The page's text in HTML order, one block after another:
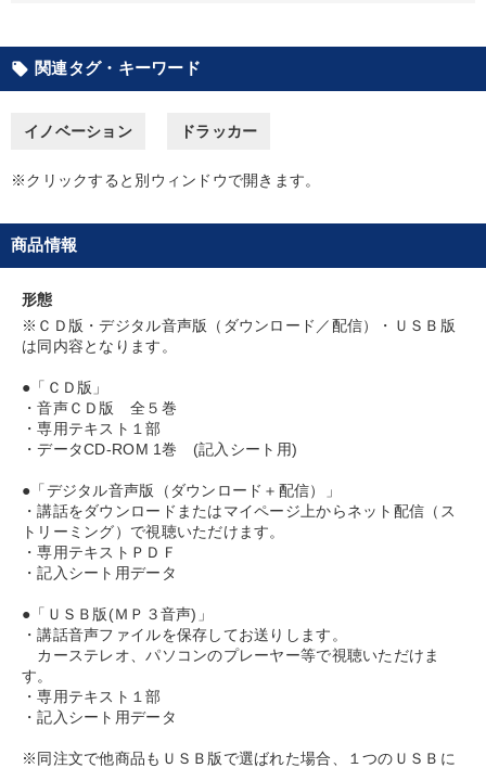
目的別
金融 中村天風 お金の授業 推薦
老舗企業
※「更新」を押すと「カテゴリー」「目的別」「キーワード」を更新いただけます。
local_offer タグから探す refresh 更新する
すべての音声・動画（全2077タイトル）からお探しいただけます
通販 理念・パーパス 松下幸之助 創業者
コミュニケーション
多様性・ダイバーシティ 会社数字を学ぶ 入門篇
local_offer 関連タグ・キーワード
イノベーション ドラッカー
※クリックすると別ウィンドウで開きます。
商品情報
形態
※ＣＤ版・デジタル音声版（ダウンロード／配信）・ＵＳＢ版
は同内容となります。
●「ＣＤ版」
・音声ＣＤ版 全５巻
・専用テキスト１部
・データCD-ROM 1巻 (記入シート用)
●「デジタル音声版（ダウンロード＋配信）」
・講話をダウンロードまたはマイページ上からネット配信（ス
トリーミング）で視聴いただけます。
・専用テキストＰＤＦ
・記入シート用データ
●「ＵＳＢ版(ＭＰ３音声)」
・講話音声ファイルを保存してお送りします。
カーステレオ、パソコンのプレーヤー等で視聴いただけま
す。
・専用テキスト１部
・記入シート用データ
※同注文で他商品もＵＳＢ版で選ばれた場合、１つのＵＳＢに